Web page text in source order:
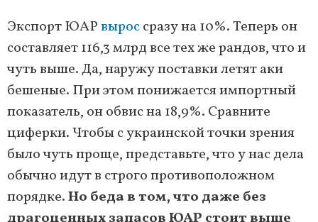
Экспорт ЮАРвыроссразу на 10%. Теперь он
составляет 116,3 млрд все тех же рандов, что и
чуть выше. Да, наружу поставки летят аки
бешеные. При этом понижается импортный
показатель, он обвис на 18,9%. Сравните
циферки. Чтобы с украинской точки зрения
было чуть проще, представьте, что у нас дела
обычно идут в строго противоположном
порядке.Но беда в том, что даже без